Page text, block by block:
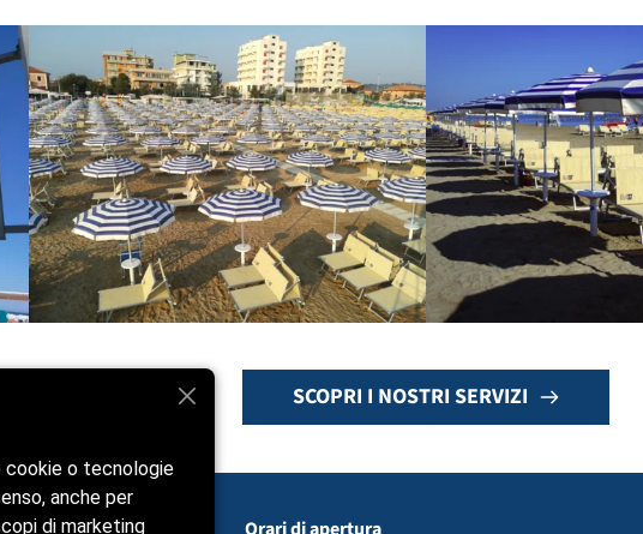
SCOPRI I NOSTRI SERVIZI
cookie o tecnologie
anche per
di marketing